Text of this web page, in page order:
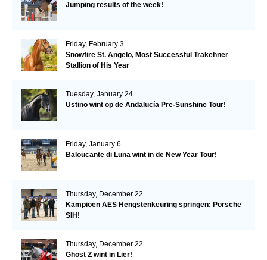
Jumping results of the week!
Friday, February 3
Snowfire St. Angelo, Most Successful Trakehner
Stallion of His Year
Tuesday, January 24
Ustino wint op de Andalucía Pre-Sunshine Tour!
Friday, January 6
Baloucante di Luna wint in de New Year Tour!
Thursday, December 22
Kampioen AES Hengstenkeuring springen: Porsche
SIH!
Thursday, December 22
Ghost Z wint in Lier!